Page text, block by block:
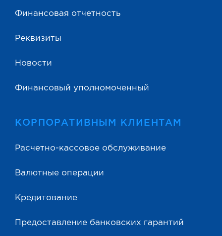
Финансовая отчетность
Реквизиты
Новости
Финансовый уполномоченный
КОРПОРАТИВНЫМ КЛИЕНТАМ
Расчетно-кассовое обслуживание
Валютные операции
Кредитование
Предоставление банковских гарантий